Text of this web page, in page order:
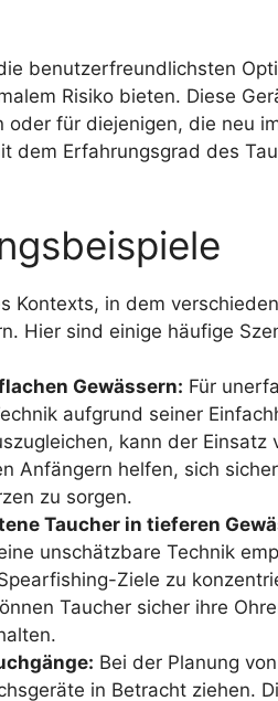
benutzerfreundlichsten
Risiko bieten. Diese
oder für diejenigen, die neu
dem Erfahrungsgrad des
Kontexts, in dem
Hier sind einige häufige
Gewässern: Für
aufgrund seiner
kann der
Anfängern helfen, sich
zu sorgen.
Taucher in tieferen
unschätzbare Technik
Ziele zu
Taucher sicher ihre
Bei der Planung
in Betracht ziehen.